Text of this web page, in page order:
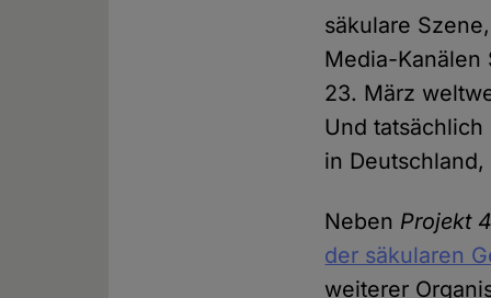
säkulare
Media-Kanälen
23. März
Und
in
Neben Projekt
der säkularen
weiterer